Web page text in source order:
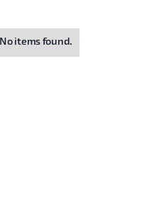
No items found.